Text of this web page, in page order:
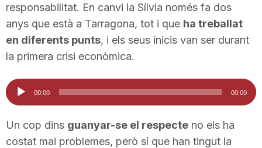
responsabilitat. En canvi la Sílvia només fa dos
anys que està a Tarragona, tot i que ha treballat
en diferents punts, i els seus inicis van ser durant
la primera crisi econòmica.
Reproductor
d'àudio
00:00 00:00
Un cop dins guanyar-se el respecte no els ha
costat mai problemes, però sí que han tingut la